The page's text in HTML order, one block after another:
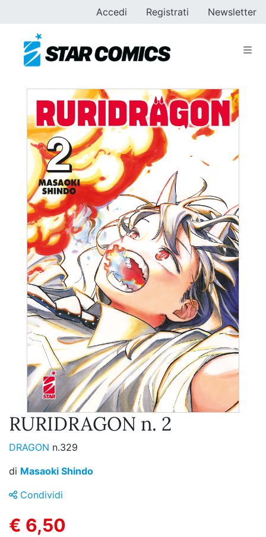
Accedi Registrati Newsletter
RURIDRAGON n. 2
DRAGON n.329
di Masaoki Shindo
Condividi
€ 6,50